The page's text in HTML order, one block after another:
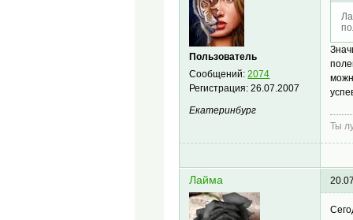
Пользователь
Сообщений:2074
Регистрация:26.07.2007
Екатеринбург
Ты
Лайма